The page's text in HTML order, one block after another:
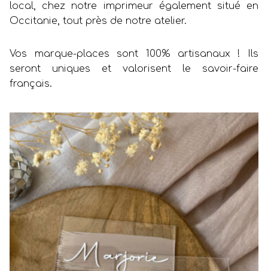
local, chez notre imprimeur également situé en
Occitanie, tout près de notre atelier.
Vos marque-places sont 100% artisanaux ! Ils
seront uniques et valorisent le savoir-faire
français.